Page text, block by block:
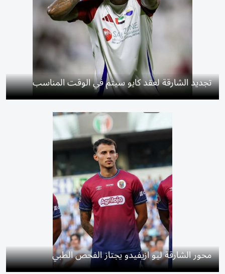
تجديد الشارقة لعقد كايو سيتم في الوقت المناسب
محور الشارقة ليو ازيفيدو يجتاز الفحص الطبي